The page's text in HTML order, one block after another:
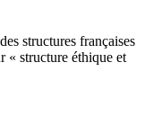
structures françaises
« structure éthique et